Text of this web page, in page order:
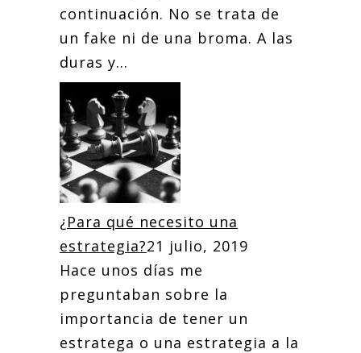
continuación. No se trata de
un fake ni de una broma. A las
duras y...
¿Para qué necesito una
estrategia?21 julio, 2019
Hace unos días me
preguntaban sobre la
importancia de tener un
estratega o una estrategia a la